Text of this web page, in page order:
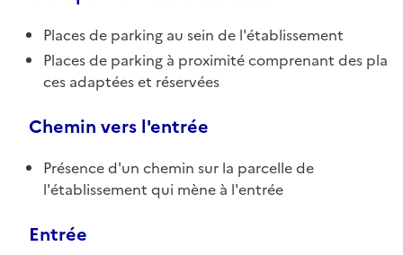
Places de parking au sein de l'établissement
Places de parking à proximité comprenant des pla
ces adaptées et réservées
Chemin vers l'entrée
Présence d'un chemin sur la parcelle de
l'établissement qui mène à l'entrée
Entrée